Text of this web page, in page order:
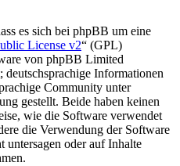
es sich bei phpBB um eine
License v2“ (GPL)
von phpBB Limited
Informationen
Community unter
gestellt. Beide haben keinen
wie die Software verwendet
die Verwendung der Software
untersagen oder auf Inhalte